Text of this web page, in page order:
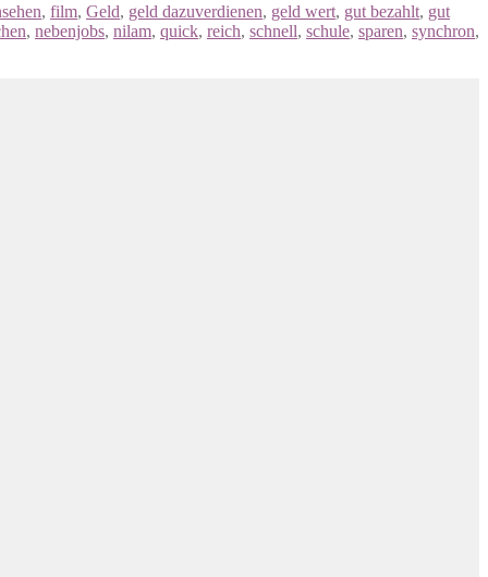
, film, Geld, geld dazuverdienen, geld wert, gut bezahlt, gut
, nebenjobs, nilam, quick, reich, schnell, schule, sparen, synchron,